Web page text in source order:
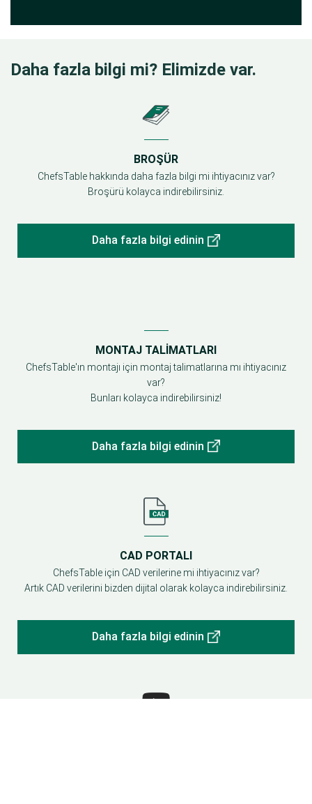
Daha fazla bilgi mi? Elimizde var.
BROŞÜR
ChefsTable hakkında daha fazla bilgi mi ihtiyacınız var?
Broşürü kolayca indirebilirsiniz.
Daha fazla bilgi edinin
MONTAJ TALIMATLARI
ChefsTable'ın montajı için montaj talimatlarına mı ihtiyacınız
var?
Bunları kolayca indirebilirsiniz!
Daha fazla bilgi edinin
CAD PORTALI
ChefsTable için CAD verilerine mi ihtiyacınız var?
Artık CAD verilerini bizden dijital olarak kolayca indirebilirsiniz.
Daha fazla bilgi edinin